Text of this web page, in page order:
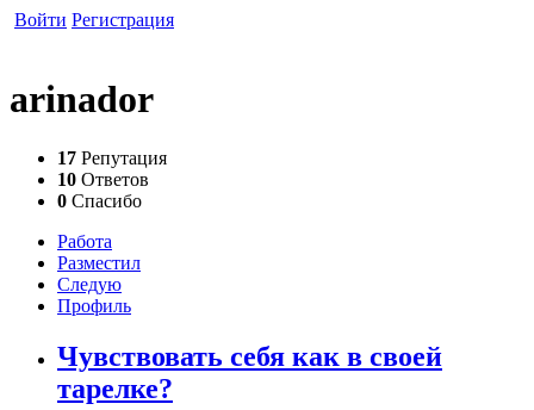
Войти Регистрация
arinador
17 Репутация
10 Ответов
0 Спасибо
Работа
Разместил
Следую
Профиль
Чувствовать себя как в своей
тарелке?